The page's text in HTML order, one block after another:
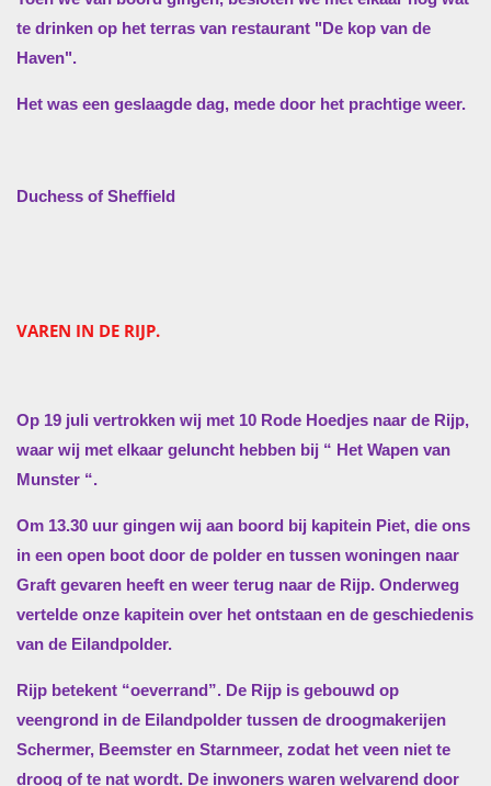
te drinken op het terras van restaurant "De kop van de
Haven".
Het was een geslaagde dag, mede door het prachtige weer.
Duchess of Sheffield
VAREN IN DE RIJP.
Op 19 juli vertrokken wij met 10 Rode Hoedjes naar de Rijp,
waar wij met elkaar geluncht hebben bij “ Het Wapen van
Munster “.
Om 13.30 uur gingen wij aan boord bij kapitein Piet, die ons
in een open boot door de polder en tussen woningen naar
Graft gevaren heeft en weer terug naar de Rijp. Onderweg
vertelde onze kapitein over het ontstaan en de geschiedenis
van de Eilandpolder.
Rijp betekent “oeverrand”. De Rijp is gebouwd op
veengrond in de Eilandpolder tussen de droogmakerijen
Schermer, Beemster en Starnmeer, zodat het veen niet te
droog of te nat wordt. De inwoners waren welvarend door